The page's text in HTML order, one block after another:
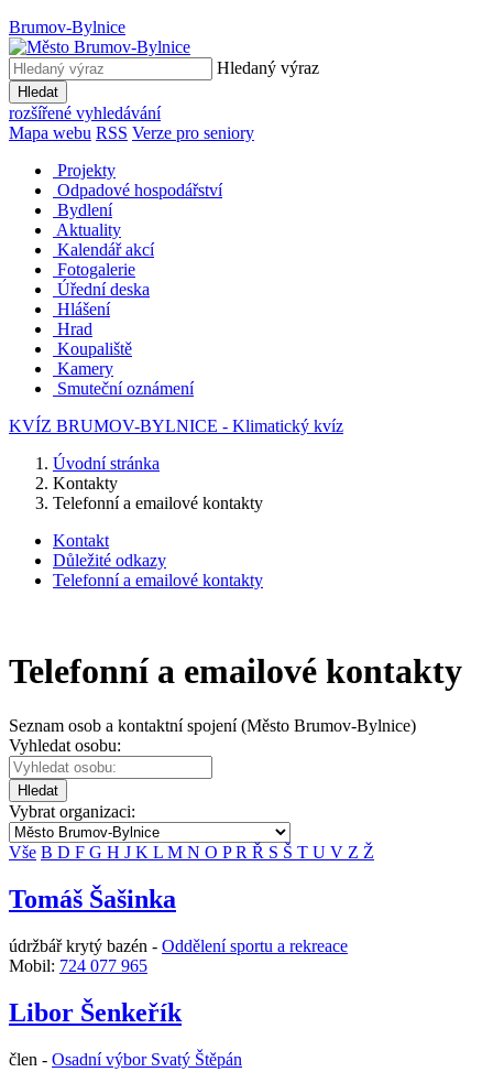
Brumov-Bylnice
Hledaný výraz
Hledat
rozšířené vyhledávání
Mapa webu RSS Verze pro seniory
Projekty
Odpadové hospodářství
Bydlení
Aktuality
Kalendář akcí
Fotogalerie
Úřední deska
Hlášení
Hrad
Koupaliště
Kamery
Smuteční oznámení
KVÍZ BRUMOV-BYLNICE - Klimatický kvíz
Úvodní stránka
Kontakty
Telefonní a emailové kontakty
Kontakt
Důležité odkazy
Telefonní a emailové kontakty
Telefonní a emailové kontakty
Seznam osob a kontaktní spojení (Město Brumov-Bylnice)
Vyhledat osobu:
Hledat
Vybrat organizaci:
Vše B D F G H J K L M N O PR Ř S Š T U V Z Ž
Tomáš Šašinka
údržbář krytý bazén - Oddělení sportu a rekreace
Mobil: 724 077 965
Libor Šenkeřík
člen - Osadní výbor Svatý Štěpán